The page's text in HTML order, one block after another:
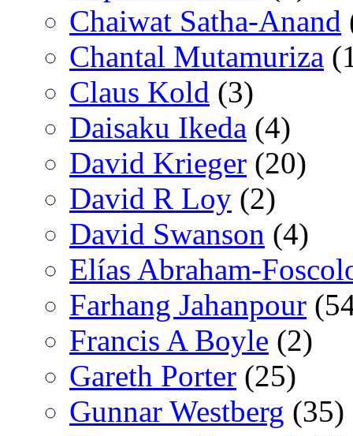
Chaiwat Satha-Anand
Chantal Mutamuriza
Claus Kold (3)
Daisaku Ikeda (4)
David Krieger (20)
David R Loy (2)
David Swanson (4)
Elías Abraham-
Farhang Jahanpour
Francis A Boyle (2)
Gareth Porter (25)
Gunnar Westberg (35)